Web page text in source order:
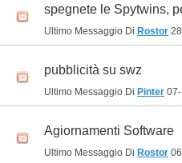
spegnete le Spytwins,
Ultimo Messaggio Di Rostor
pubblicità su swz
Ultimo Messaggio Di Pinter
Agiornamenti Software
Ultimo Messaggio Di Rostor